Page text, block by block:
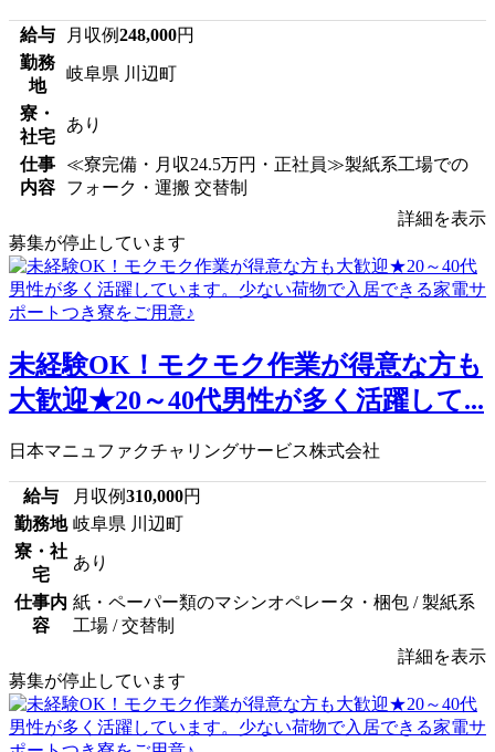
給与 月収例248,000円
勤務
地
岐阜県 川辺町
寮・
社宅
あり
仕事
内容
≪寮完備・月収24.5万円・正社員≫製紙系工場での
フォーク・運搬 交替制
詳細を表示
募集が停止しています
未経験OK！モクモク作業が得意な方も
大歓迎★20～40代男性が多く活躍して...
日本マニュファクチャリングサービス株式会社
給与 月収例310,000円
勤務地 岐阜県 川辺町
寮・社
宅
あり
仕事内
容
紙・ペーパー類のマシンオペレータ・梱包 / 製紙系
工場 / 交替制
詳細を表示
募集が停止しています